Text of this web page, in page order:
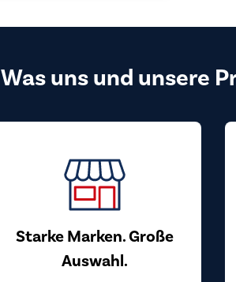
Was uns und unsere
Starke Marken. Große
Auswahl.